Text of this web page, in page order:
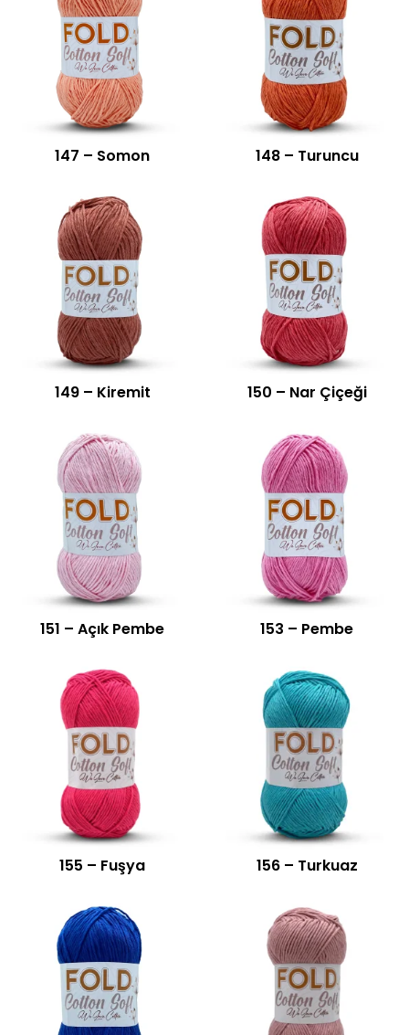
147 – Somon 148 – Turuncu
149 – Kiremit 150 – Nar Çiçeği
151 – Açık Pembe 153 – Pembe
155 – Fuşya 156 – Turkuaz